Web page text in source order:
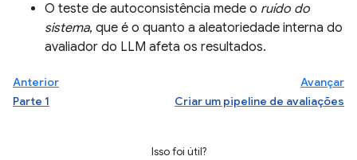
O teste de autoconsistência mede o ruído do
sistema, que é o quanto a aleatoriedade interna do
avaliador do LLM afeta os resultados.
Anterior
Parte 1
Avançar
Criar um pipeline de avaliações
Isso foi útil?